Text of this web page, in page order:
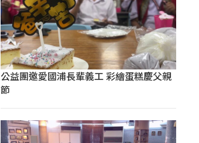
公益團邀愛國浦長輩義工 彩繪蛋糕慶父親
節